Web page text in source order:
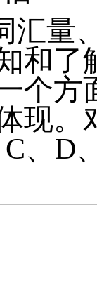
汇量
和了
个方
现。
C、 D